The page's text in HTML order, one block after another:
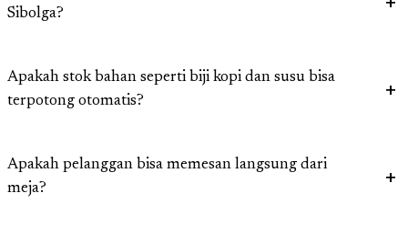
Sibolga?
Apakah stok bahan seperti biji kopi dan susu bisa
terpotong otomatis?
Apakah pelanggan bisa memesan langsung dari
meja?